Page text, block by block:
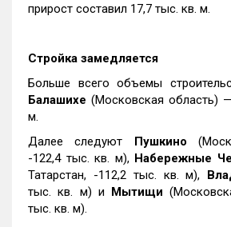
прирост составил 17,7 тыс. кв. м.
Стройка замедляется
Больше всего объемы
Балашихе (Московская область)
м.
Далее следуют Пушкино
-122,4 тыс. кв. м), Набережные
Татарстан, -112,2 тыс. кв. м),
тыс. кв. м) и Мытищи
тыс. кв. м).